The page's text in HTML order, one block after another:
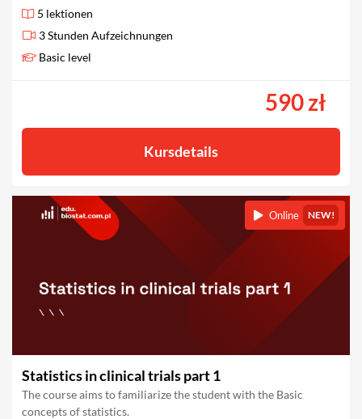
5 lektionen
3 Stunden Aufzeichnungen
Basic level
590 zł
Kursdetails
Online NEW!
Statistics in clinical trials part 1
The course aims to familiarize the student with the Basic
concepts of statistics.